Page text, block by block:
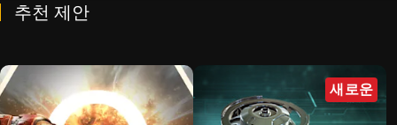
추천 제안
새로운